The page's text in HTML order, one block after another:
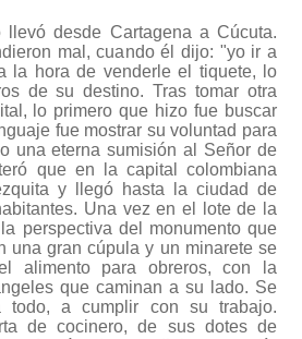
desde Cartagena a Cúcuta.
mal, cuando él dijo: "yo ir a
la hora de venderle el tiquete, lo
de su destino. Tras tomar otra
lo primero que hizo fue buscar
fue mostrar su voluntad para
una eterna sumisión al Señor de
que en la capital colombiana
y llegó hasta la ciudad de
Una vez en el lote de la
perspectiva del monumento que
una gran cúpula y un minarete se
alimento para obreros, con la
que caminan a su lado. Se
todo, a cumplir con su trabajo.
de cocinero, de sus dotes de